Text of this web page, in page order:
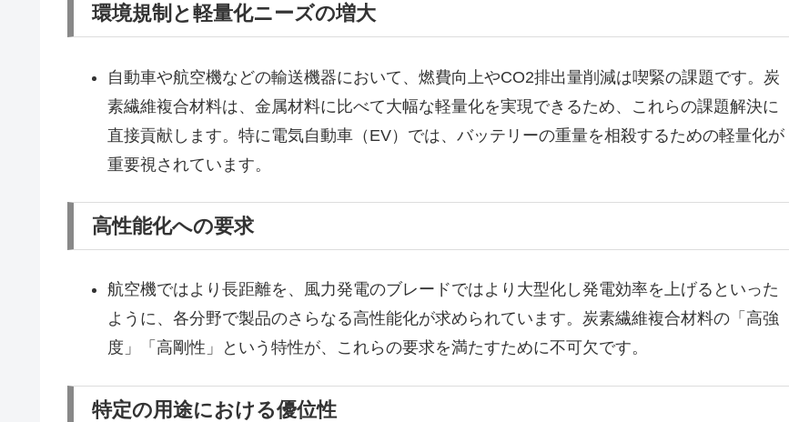
環境規制と軽量化ニーズの増大
自動車や航空機などの輸送機器において、燃費向上やCO2排出量削減は喫緊の課題です。炭
素繊維複合材料は、金属材料に比べて大幅な軽量化を実現できるため、これらの課題解決に
直接貢献します。特に電気自動車（EV）では、バッテリーの重量を相殺するための軽量化が
重要視されています。
高性能化への要求
航空機ではより長距離を、風力発電のブレードではより大型化し発電効率を上げるといった
ように、各分野で製品のさらなる高性能化が求められています。炭素繊維複合材料の「高強
度」「高剛性」という特性が、これらの要求を満たすために不可欠です。
特定の用途における優位性